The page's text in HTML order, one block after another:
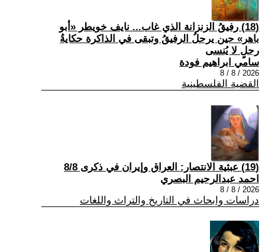
(18) رفيقُ الزنزانة الذي غاب... نايف خويطر «أبو
باهر» حين يرحلُ الرفيقُ وتبقى في الذاكرة حكايةُ
رجلٍ لا يُنسى
سامي ابراهيم فودة
2026 / 8 / 8
القضية الفلسطينية
(19) عبثية الانتصار: العراق وإيران في ذكرى 8/8
احمد عبدالرحيم البصري
2026 / 8 / 8
دراسات وابحاث في التاريخ والتراث واللغات